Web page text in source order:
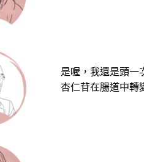
是喔，我還是頭一
杏仁苷在腸道中轉